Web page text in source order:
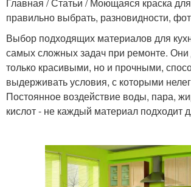
правильно выбрать, разновидности,
Выбор подходящих материалов для
самых сложных задач при ремонте.
только красивыми, но и прочными,
выдерживать условия, с которыми
Постоянное воздействие воды, пара,
кислот - не каждый материал подходит